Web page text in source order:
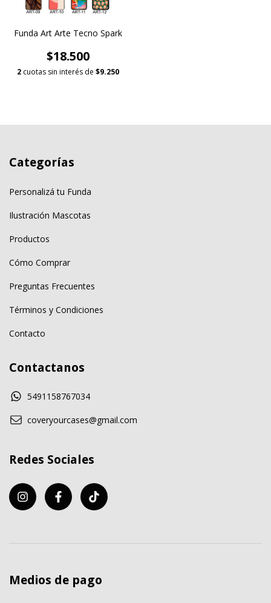
Funda Art Arte Tecno Spark
$18.500
2 cuotas sin interés de $9.250
Categorías
Personalizá tu Funda
Ilustración Mascotas
Productos
Cómo Comprar
Preguntas Frecuentes
Términos y Condiciones
Contacto
Contactanos
5491158767034
coveryourcases@gmail.com
Redes Sociales
Medios de pago